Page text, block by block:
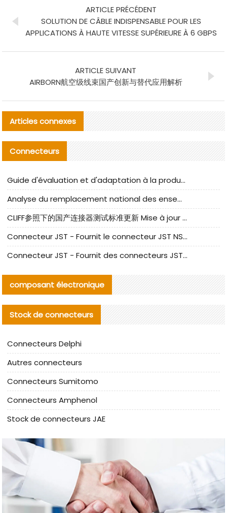
ARTICLE PRÉCÉDENT
SOLUTION DE CÂBLE INDISPENSABLE POUR LES
APPLICATIONS À HAUTE VITESSE SUPÉRIEURE À 6 GBPS
ARTICLE SUIVANT
AIRBORN航空级线束国产创新与替代应用解析
Articles connexes
Connecteurs
Guide d'évaluation et d'adaptation à la production des composants de câbles nationaux CNC Tech
Analyse du remplacement national des ensembles de câbles à fréquence élevée I-PEX
CLIFF参照下的国产连接器测试标准更新 Mise à jour des normes de test des connecteurs nationaux sous la référence CLIFF
Connecteur JST - Fournit le connecteur JST NSHR-02V-S original | Équivalent
Connecteur JST - Fournit des connecteurs JST GHR-09V-S authentiques et des produits de remplacement|
composant électronique
Stock de connecteurs
Connecteurs Delphi
Autres connecteurs
Connecteurs Sumitomo
Connecteurs Amphenol
Stock de connecteurs JAE